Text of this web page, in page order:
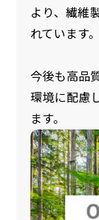
より、繊維
れています。
今後も高品
環境に配慮
ます。